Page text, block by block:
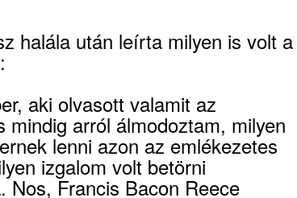
halála után leírta milyen is volt a
aki olvasott valamit az
mindig arról álmodoztam, milyen
lenni azon az emlékezetes
izgalom volt betörni
Nos, Francis Bacon Reece